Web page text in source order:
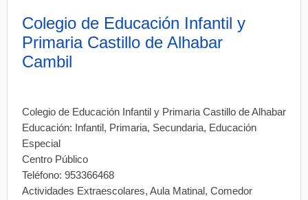
Colegio de Educación Infantil y
Primaria Castillo de Alhabar
Cambil
Colegio de Educación Infantil y Primaria Castillo de Alhabar
Educación: Infantil, Primaria, Secundaria, Educación
Especial
Centro Público
Teléfono: 953366468
Actividades Extraescolares, Aula Matinal, Comedor